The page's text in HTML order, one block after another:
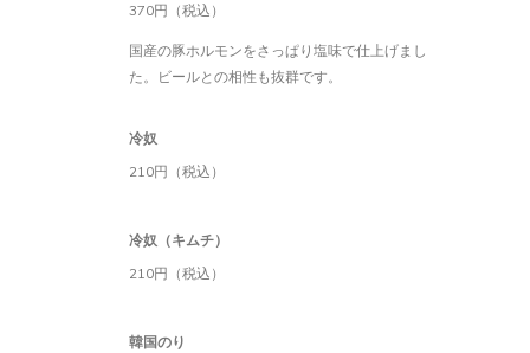
370円（税込）
国産の豚ホルモンをさっぱり塩味で仕上げまし
た。ビールとの相性も抜群です。
冷奴
210円（税込）
冷奴（キムチ）
210円（税込）
韓国のり